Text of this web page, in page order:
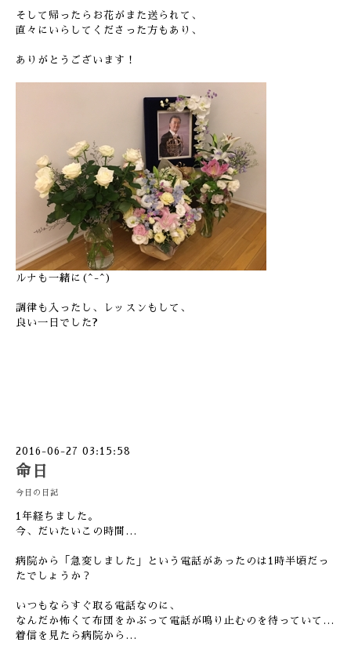
そして帰ったらお花がまた送られて、
直々にいらしてくださった方もあり、
ありがとうございます！
ルナも一緒に(^-^)
調律も入ったし、レッスンもして、
良い一日でした?
2016-06-27 03:15:58
命日
今日の日記
1年経ちました。
今、だいたいこの時間…
病院から「急変しました」という電話があったのは1時半頃だっ
たでしょうか？
いつもならすぐ取る電話なのに、
なんだか怖くて布団をかぶって電話が鳴り止むのを待っていて…
着信を見たら病院から…